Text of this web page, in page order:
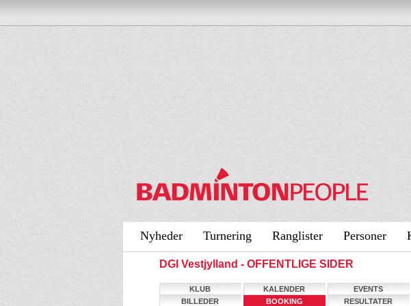
Nyheder Turnering Ranglister Personer
DGI Vestjylland - OFFENTLIGE SIDER
KLUB KALENDER EVENTS
BILLEDER
BOOKING RESULTATER